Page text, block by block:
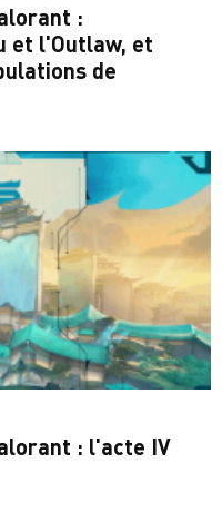
:
et l'Outlaw, et
de
: l'acte IV